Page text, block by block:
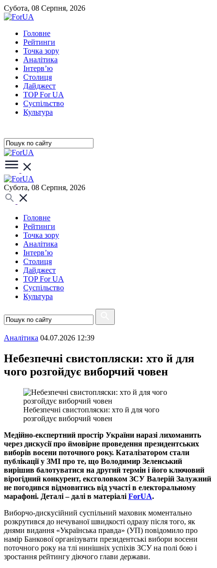
Субота, 08 Серпня, 2026
Головне
Рейтинги
Точка зору
Аналітика
Інтерв’ю
Столиця
Дайджест
TOP For UA
Суспiльство
Культура
Субота, 08 Серпня, 2026
Головне
Рейтинги
Точка зору
Аналітика
Інтерв’ю
Столиця
Дайджест
TOP For UA
Суспiльство
Культура
Аналітика 04.07.2026 12:39
Небезпечні свистопляски: хто й для
чого розгойдує виборчий човен
Небезпечні свистопляски: хто й для чого
розгойдує виборчий човен
Медійно-експертний простір України наразі лихоманить
через дискусії про ймовірне проведення президентських
виборів восени поточного року. Каталізатором стали
публікації у ЗМІ про те, що Володимир Зеленський
вирішив балотуватися на другий термін і його ключовий
вірогідний конкурент, ексголовком ЗСУ Валерій Залужний
не погодився відмовитись від участі в електоральному
марафоні. Деталі – далі в матеріалі ForUA.
Виборчо-дискусійний суспільний маховик моментально
розкрутився до нечуваної швидкості одразу після того, як
днями видання «Українська правда» (УП) повідомило про
намір Банкової організувати президентські вибори восени
поточного року на тлі нинішніх успіхів ЗСУ на полі бою і
зростання рейтингу діючого глави держави.